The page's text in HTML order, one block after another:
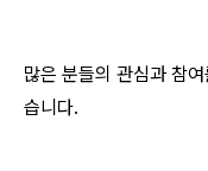
많은 분들의 관심과 참
습니다.